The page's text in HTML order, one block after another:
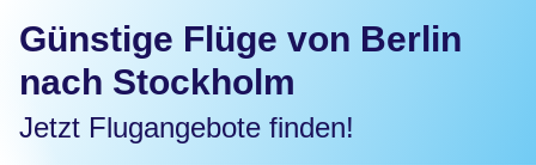
Günstige Flüge von Berlin
nach Stockholm
Jetzt Flugangebote finden!